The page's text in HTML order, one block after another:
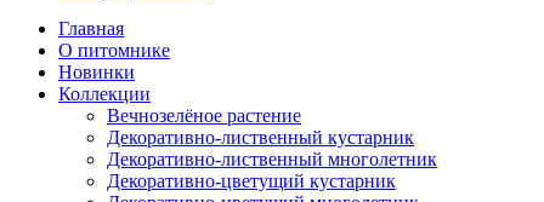
Главная
О питомнике
Новинки
Коллекции
Вечнозелёное растение
Декоративно-лиственный кустарник
Декоративно-лиственный многолетник
Декоративно-цветущий кустарник